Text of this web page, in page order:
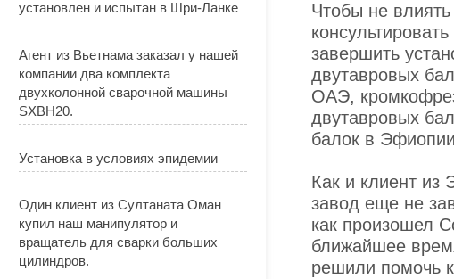
установлен и испытан в Шри-Ланке
Агент из Вьетнама заказал у нашей
компании два комплекта
двухколонной сварочной машины
SXBH20.
Установка в условиях эпидемии
Один клиент из Султаната Оман
купил наш манипулятор и
вращатель для сварки больших
цилиндров.
Чтобы не
завершить
двутавровых
ОАЭ,
двутавровых
балок в
Как и клиент из
завод еще не
как произошел
ближайшее
решили помочь